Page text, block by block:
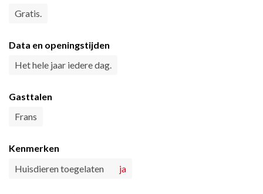
Gratis.
Data en openingstijden
Het hele jaar iedere dag.
Gasttalen
Frans
Kenmerken
Huisdieren toegelaten
ja